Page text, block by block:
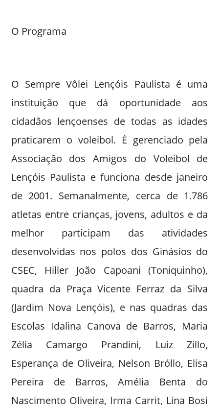
O Programa
O Sempre Vôlei Lençóis Paulista é uma
instituição que dá oportunidade aos
cidadãos lençoenses de todas as idades
praticarem o voleibol. É gerenciado pela
Associação dos Amigos do Voleibol de
Lençóis Paulista e funciona desde janeiro
de 2001. Semanalmente, cerca de 1.786
atletas entre crianças, jovens, adultos e da
melhor participam das atividades
desenvolvidas nos polos dos Ginásios do
CSEC, Hiller João Capoani (Toniquinho),
quadra da Praça Vicente Ferraz da Silva
(Jardim Nova Lençóis), e nas quadras das
Escolas Idalina Canova de Barros, Maria
Zélia Camargo Prandini, Luiz Zillo,
Esperança de Oliveira, Nelson Bróllo, Elisa
Pereira de Barros, Amélia Benta do
Nascimento Oliveira, Irma Carrit, Lina Bosi